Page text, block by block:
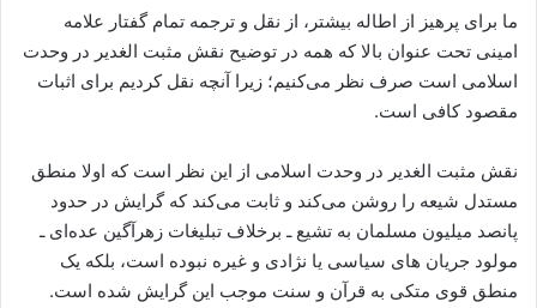
ما برای پرهیز از اطاله بیشتر، از نقل و ترجمه تمام گفتار علامه
امینی تحت عنوان بالا که همه در توضیح نقش مثبت الغدیر در وحدت
اسلامی است صرف نظر می‌کنیم؛ زیرا آنچه نقل کردیم برای اثبات
مقصود کافی است.
نقش مثبت الغدیر در وحدت اسلامی از این نظر است که اولا منطق
مستدل شیعه را روشن می‌کند و ثابت می‌کند که گرایش در حدود
پانصد میلیون مسلمان به تشیع ـ برخلاف تبلیغات زهرآگین عده‌ای ـ
مولود جریان ‌های سیاسی یا نژادی و غیره نبوده است، بلکه یک
منطق قوی متکی به قرآن و سنت موجب این گرایش شده است.